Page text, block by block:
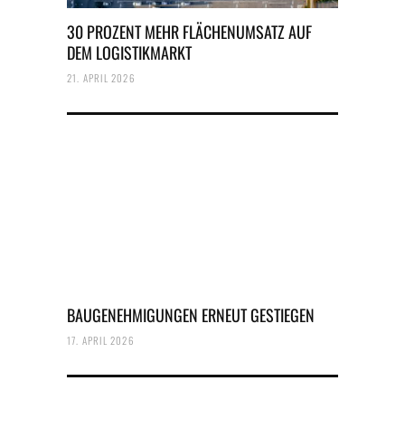
30 PROZENT MEHR FLÄCHENUMSATZ AUF
DEM LOGISTIKMARKT
21. APRIL 2026
BAUGENEHMIGUNGEN ERNEUT GESTIEGEN
17. APRIL 2026